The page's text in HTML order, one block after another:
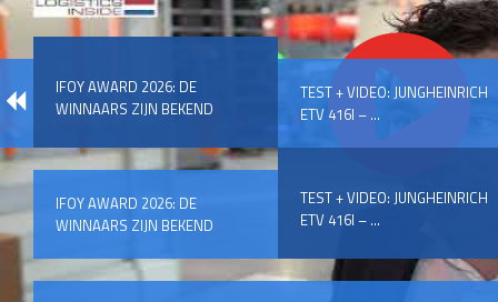
IFOY AWARD 2026: DE
WINNAARS ZIJN BEKEND
TEST + VIDEO: JUNGHEINRICH
ETV 416I – ...
IFOY AWARD 2026: DE
WINNAARS ZIJN BEKEND
TEST + VIDEO: JUNGHEINRICH
ETV 416I – ...